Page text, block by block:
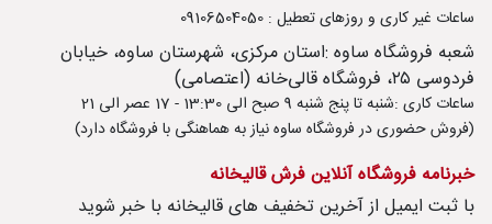
ساعات غیر کاری و روزهای تعطیل : 09106504050
شعبه فروشگاه ساوه :استان مرکزی، شهرستان ساوه، خیابان
فردوسی ۲۵، فروشگاه قالی‌خانه (اعتصامی)
ساعات کاری :شنبه تا پنج شنبه 9 صبح الی 13:30 - 17 عصر الی 21
(فروش حضوری در فروشگاه ساوه نیاز به هماهنگی با فروشگاه دارد)
خبرنامه فروشگاه آنلاین فرش قالیخانه
با ثبت ايميل از آخرین تخفیف های قالیخانه با خبر شوید